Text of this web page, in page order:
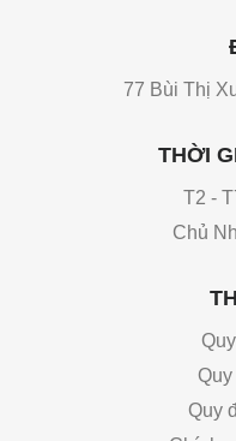
77 Bùi Thị
THỜI
T2 -
Chủ
Quy